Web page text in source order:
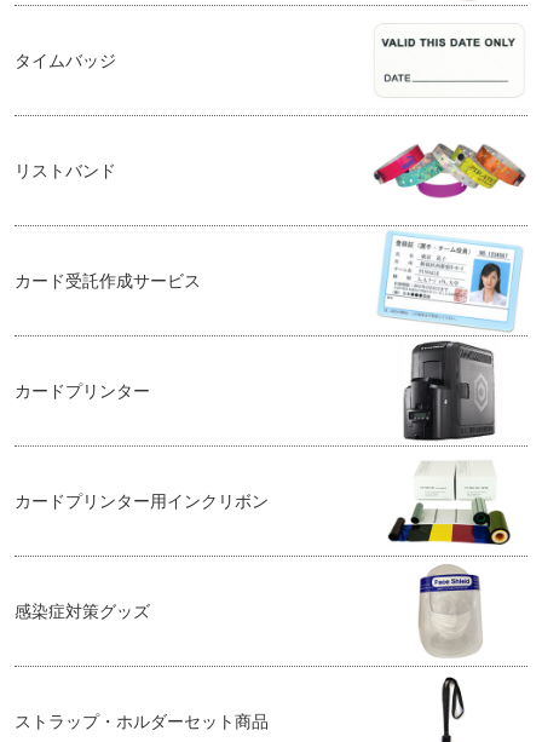
タイムバッジ
リストバンド
カード受託作成サービス
カードプリンター
カードプリンター用インクリボン
感染症対策グッズ
ストラップ・ホルダーセット商品